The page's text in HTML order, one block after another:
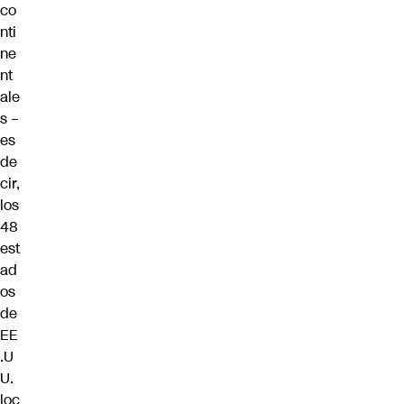
co
nti
ne
nt
ale
s –
es
de
cir,
los
48
est
ad
os
de
EE
.U
U.
loc